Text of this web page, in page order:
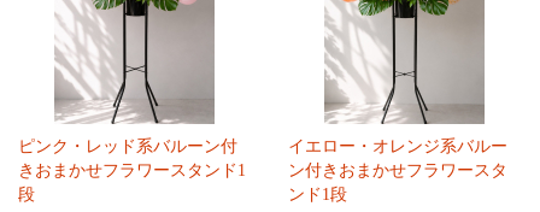
ピンク・レッド系バルーン付
きおまかせフラワースタンド1
段
イエロー・オレンジ系バルー
ン付きおまかせフラワースタ
ンド1段